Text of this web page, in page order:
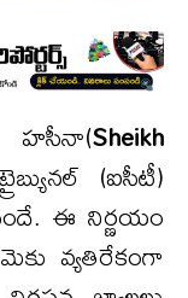
హసీనా‌(Sheikh
(ఐసీటీ)
ఈ నిర్ణయం
వ్యతిరేకంగా